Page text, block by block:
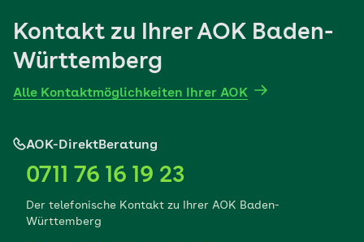
Kontakt zu Ihrer AOK Baden-
Württemberg
Alle Kontaktmöglichkeiten Ihrer AOK
AOK-DirektBeratung
0711 76 16 19 23
Der telefonische Kontakt zu Ihrer AOK Baden-
Württemberg